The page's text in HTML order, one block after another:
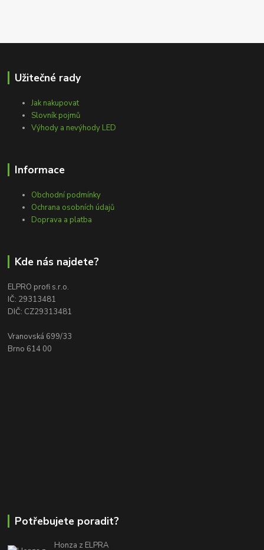
Užitečné rady
Jak nakupovat
Slovník pojmů
Výhody a nevýhody LED
Informace
Obchodní podmínky
Ochrana osobních údajů
Doprava a platba
Kde nás najdete?
ELPRO profi s.r.o.
IČ: 29313481
DIČ: CZ29313481
Vranovská 699/33
Brno 614 00
Potřebujete poradit?
Honza z ELPRA